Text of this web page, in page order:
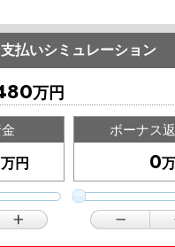
払いシミュレーション
万円
万円
ボーナス